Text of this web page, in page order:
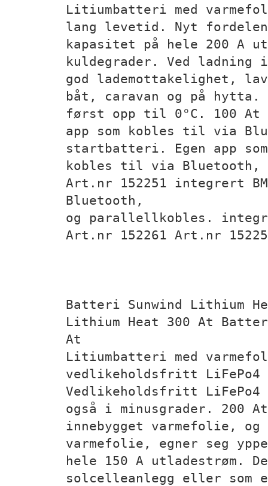
Litiumbatteri med
lang levetid. Nyt
kapasitet på hele 200 A
kuldegrader. Ved ladning i
god lademottakelighet,
båt, caravan og på hytta.
først opp til 0°C. 100 At
app som kobles til via
startbatteri. Egen app
kobles til via Bluetooth,
Art.nr 152251 integrert
Bluetooth,
og parallellkobles.
Art.nr 152261 Art.nr
Batteri Sunwind Lithium
Lithium Heat 300 At
At
Litiumbatteri med
vedlikeholdsfritt
Vedlikeholdsfritt LiFePo4
også i minusgrader. 200
innebygget varmefolie,
varmefolie, egner seg
hele 150 A utladestrøm.
solcelleanlegg eller som